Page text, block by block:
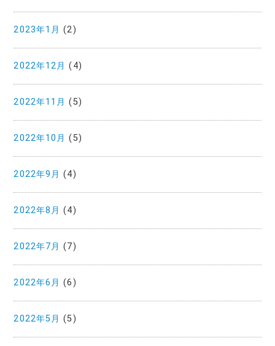
2023年1月 (2)
2022年12月 (4)
2022年11月 (5)
2022年10月 (5)
2022年9月 (4)
2022年8月 (4)
2022年7月 (7)
2022年6月 (6)
2022年5月 (5)